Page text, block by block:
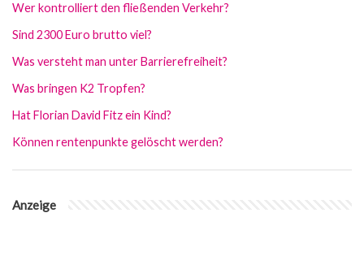
Wer kontrolliert den fließenden Verkehr?
Sind 2300 Euro brutto viel?
Was versteht man unter Barrierefreiheit?
Was bringen K2 Tropfen?
Hat Florian David Fitz ein Kind?
Können rentenpunkte gelöscht werden?
Anzeige